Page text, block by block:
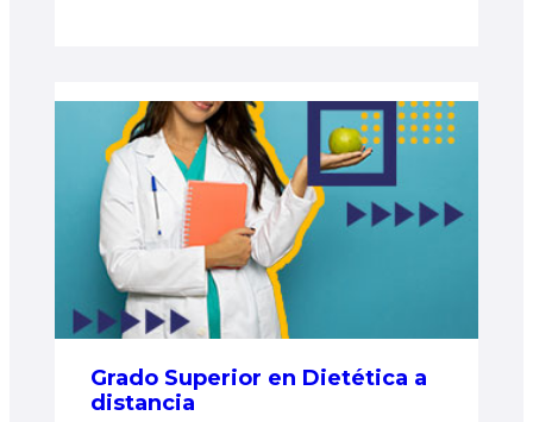
Grado Superior en Dietética a
distancia